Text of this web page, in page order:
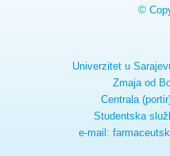
©
Univerzitet u
Zmaja od
Centrala
Studentska
e-mail: